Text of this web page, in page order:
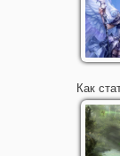
Как